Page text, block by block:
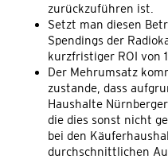
zurückzuführen ist.
Setzt man diesen
Spendings der
kurzfristiger ROI von
Der Mehrumsatz
zustande, dass
Haushalte
die dies sonst nicht
bei den
durchschnittlichen